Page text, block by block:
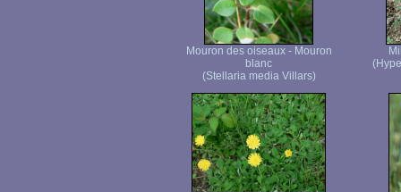
Mouron des oiseaux - Mouron
blanc
(Stellaria media Villars)